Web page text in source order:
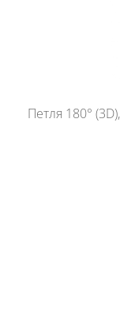
Петля 180°